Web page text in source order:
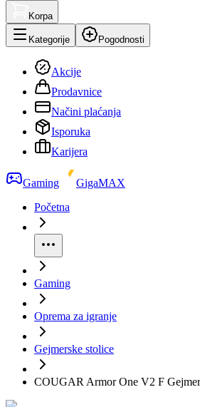
Korpa
Kategorije Pogodnosti
Akcije
Prodavnice
Načini plaćanja
Isporuka
Karijera
Gaming
GigaMAX
Početna
Gaming
Oprema za igranje
Gejmerske stolice
COUGAR Armor One V2 F